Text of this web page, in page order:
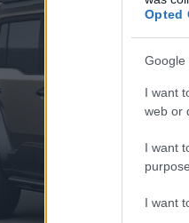
Opted
Google
I want
web or
I want
I want